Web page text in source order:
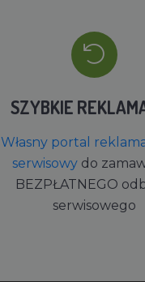
SZYBKIE
Własny portal
serwisowy do
BEZPŁATNEGO
serwisowego